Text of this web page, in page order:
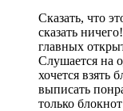
Сказать, что
сказать
главных
Слушается на
хочется взять
выписать
только